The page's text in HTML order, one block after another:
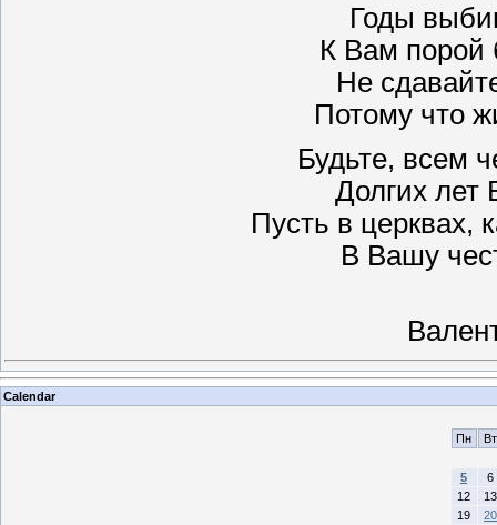
Годы
К Вам порой
Не
Потому что
Будьте, всем
Долгих лет
Пусть в церквах,
В Вашу
Calendar
Пн Вт
5
6
12
13
19
20